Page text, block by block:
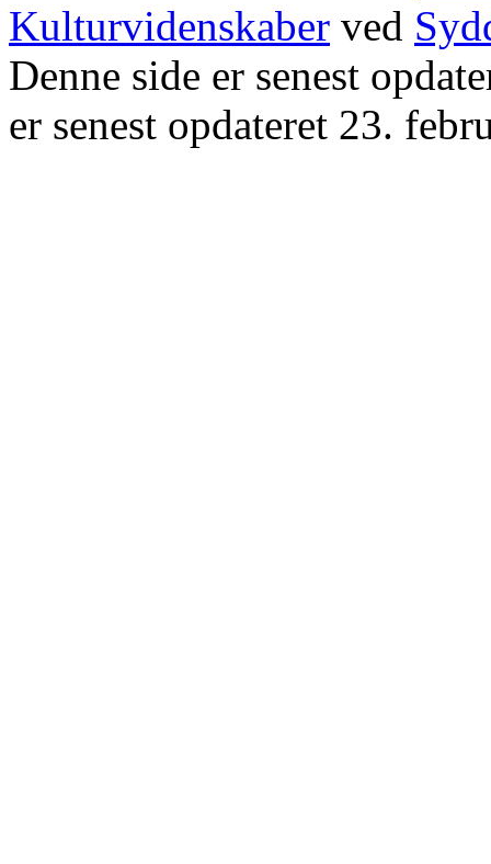
Kulturvidenskaber ved
Denne side er senest
er senest opdateret 23.